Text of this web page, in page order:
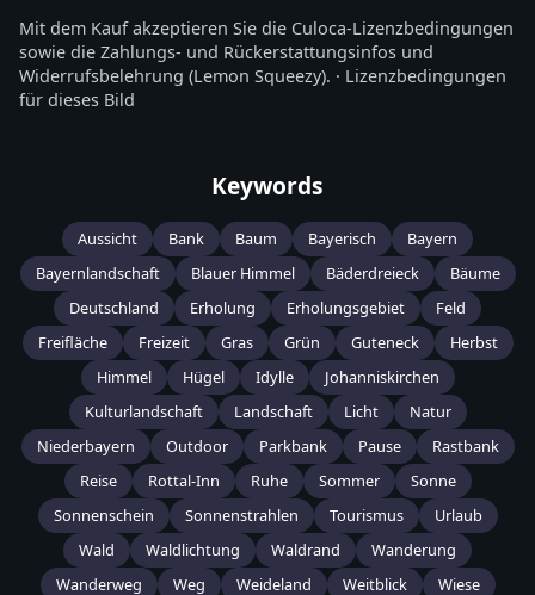
Mit dem Kauf akzeptieren Sie die Culoca-Lizenzbedingungen
sowie die Zahlungs- und Rückerstattungsinfos und
Widerrufsbelehrung (Lemon Squeezy). · Lizenzbedingungen
für dieses Bild
Keywords
Aussicht Bank Baum Bayerisch
Bayern
Bayernlandschaft
Blauer Himmel Bäderdreieck
Bäume
Deutschland
Erholung Erholungsgebiet
Feld
Freifläche
Freizeit Gras Grün Guteneck
Herbst
Himmel
Hügel Idylle
Johanniskirchen
Kulturlandschaft
Landschaft Licht
Natur
Niederbayern
Outdoor Parkbank Pause
Rastbank
Reise
Rottal-Inn Ruhe Sommer
Sonne
Sonnenschein
Sonnenstrahlen Tourismus
Urlaub
Wald
Waldlichtung Waldrand
Wanderung
Wanderweg
Weg Weideland Weitblick Wiese